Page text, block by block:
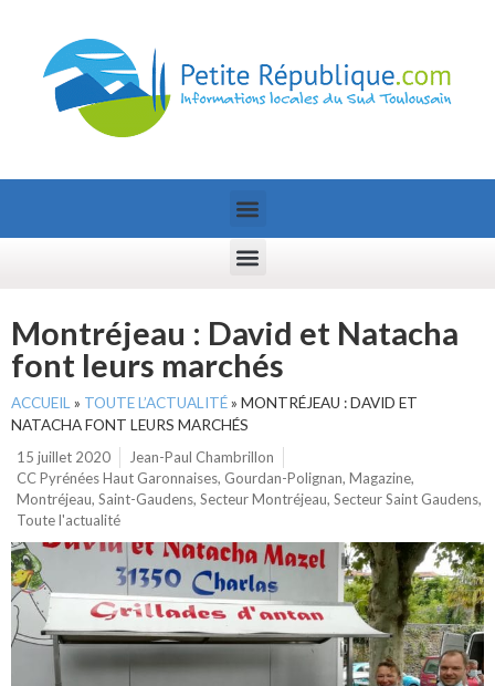
Montréjeau : David et Natacha
font leurs marchés
ACCUEIL » TOUTE L’ACTUALITÉ» MONTRÉJEAU : DAVID ET
NATACHA FONT LEURS MARCHÉS
15 juillet 2020
Jean-Paul Chambrillon
CC Pyrénées Haut Garonnaises, Gourdan-Polignan, Magazine,
Montréjeau, Saint-Gaudens, Secteur Montréjeau, Secteur Saint Gaudens,
Toute l'actualité